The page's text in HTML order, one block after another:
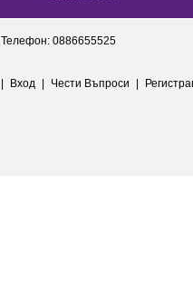
Телефон: 0886655525
| Вход | Чести Въпроси |